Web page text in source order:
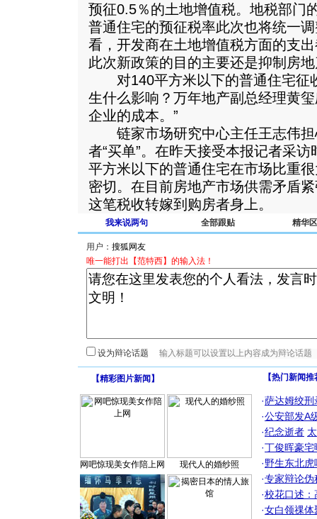
预征0.5％的土地增值税。地税部门
普通住宅的预征税率此次也将统一
看，开发商在土地增值税方面的支
此次新政策的目的主要还是抑制房
对140平方米以下的普通住宅征
生什么影响？万年地产副总经理黄
企业的成本。”
链家市场研究中心主任王志伟担
者“买单”。在昨天接受本报记者采
平方米以下的普通住宅在市场比重
密切。在目前房地产市场供需矛盾
这笔税收转嫁到购房者身上。
我来说两句 全部跟贴 精华区
用户：
唯一能打出【范特西】的输入法！
设为辩论话题
【精彩图片新闻 】
网吧惊现美女作陪上网 现代人的婚纱照
【热门新闻
·萨达姆绞刑
·公安部发A
·纪念逝者
·丁俊晖豪
·野生东北
·专家辩论伪
·校花口述：
·女白领祼体